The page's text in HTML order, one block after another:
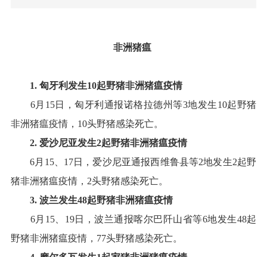
非洲猪瘟
1. 匈牙利发生10起野猪非洲猪瘟疫情
6月 15日，匈牙利通报诺格拉德州等3地发生10起野猪
非洲猪瘟疫情， 10头野猪感染死亡。
2. 爱沙尼亚发生2起野猪非洲猪瘟疫情
6月 15、 17日，爱沙尼亚通报西维鲁县等2地发生2起野
猪非洲猪瘟疫情， 2头野猪感染死亡。
3. 波兰发生48起野猪非洲猪瘟疫情
6月 15、 19日，波兰通报喀尔巴阡山省等6地发生48起
野猪非洲猪瘟疫情， 77头野猪感染死亡。